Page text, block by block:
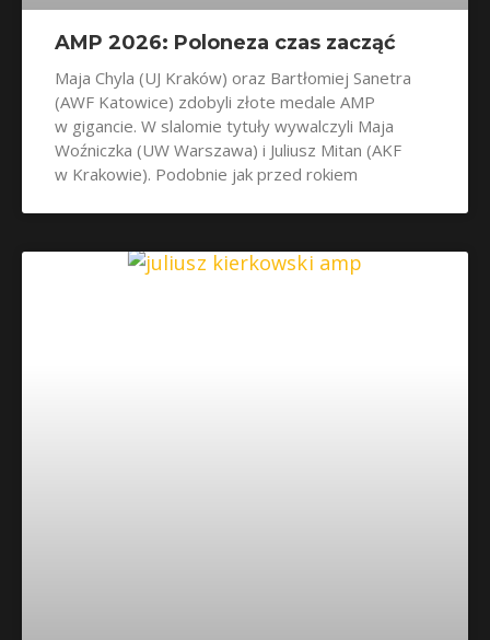
AMP 2026: Poloneza czas zacząć
Maja Chyla (UJ Kraków) oraz Bartłomiej Sanetra
(AWF Katowice) zdobyli złote medale AMP
w gigancie. W slalomie tytuły wywalczyli Maja
Woźniczka (UW Warszawa) i Juliusz Mitan (AKF
w Krakowie). Podobnie jak przed rokiem